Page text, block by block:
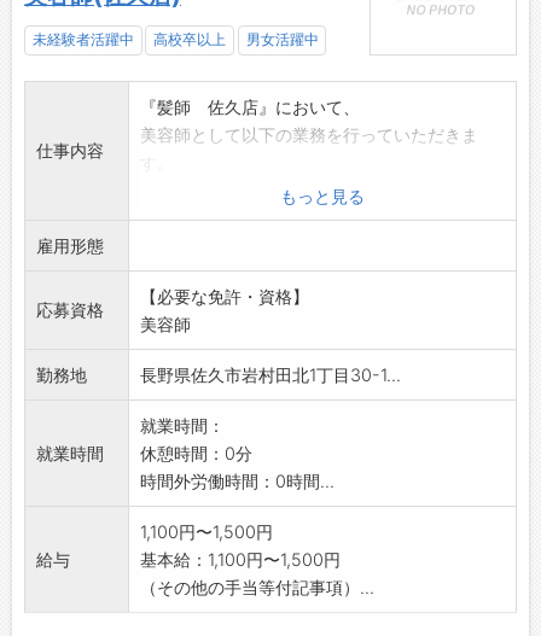
未経験者活躍中 高校卒以上 男女活躍中
仕事内容
『髪師 佐久店』において、
美容師として以下の業務を行っていただきま
■カット専門店『髪師』での美容師全般業務を
していただきます。
応募ください。
【変更範囲:なし】
もっと見る
雇用形態
応募資格
【必要な免許・資格】
美容師
勤務地 長野県佐久市岩村田北1丁目30-1...
就業時間
就業時間：
休憩時間：0分
時間外労働時間：0時間...
給与
1,100円〜1,500円
基本給：1,100円〜1,500円
（その他の手当等付記事項）...